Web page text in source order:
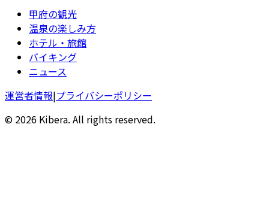
甲府の観光
温泉の楽しみ方
ホテル・旅館
バイキング
ニュース
運営者情報|プライバシーポリシー
© 2026 Kibera. All rights reserved.